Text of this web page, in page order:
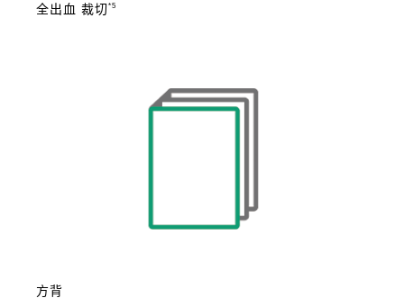
全出血 裁切*5
方背